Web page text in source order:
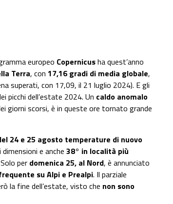
europeo Copernicusha quest’anno
Terra, con 17,16 gradi di media globale,
superati, con 17,09, il 21 luglio 2024). E gli
picchi dell’estate 2024. Un caldo anomalo
giorni scorsi, è in queste ore tornato grande
24 e 25 agosto temperature di nuovo
e anche 38° in località più
per domenica 25, al Nord, è annunciato
su Alpi e Prealpi. Il parziale
la fine dell’estate, visto che non sono